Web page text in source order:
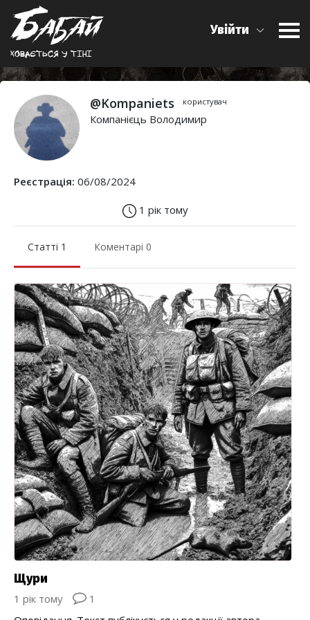
Ховається у тiнi
Увійти
@Kompaniets користувач
Компанієць Володимир
Реєстрація: 06/08/2024
1 рік тому
Статті 1 Коментарі 0
Щури
1 рік тому
1